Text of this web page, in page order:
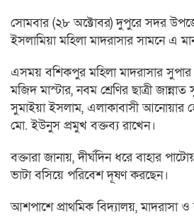
সোমবার (২৮ অক্টোবর) দুপুরে সদর
ইসলামিয়া মহিলা মাদরাসার সামনে এ
এসময় বশিকপুর মহিলা মাদরাসার
মজিদ মাস্টার, নবম শ্রেণির ছাত্রী
সুমাইয়া ইসলাম, এলাকাবাসী আনোয়ার
মো. ইউনুস প্রমুখ বক্তব্য রাখেন।
বক্তারা জানায়, দীর্ঘদিন ধরে বাহার
ভাটা বসিয়ে পরিবেশ দূষণ করছেন।
আশপাশে প্রাথমিক বিদ্যালয়,